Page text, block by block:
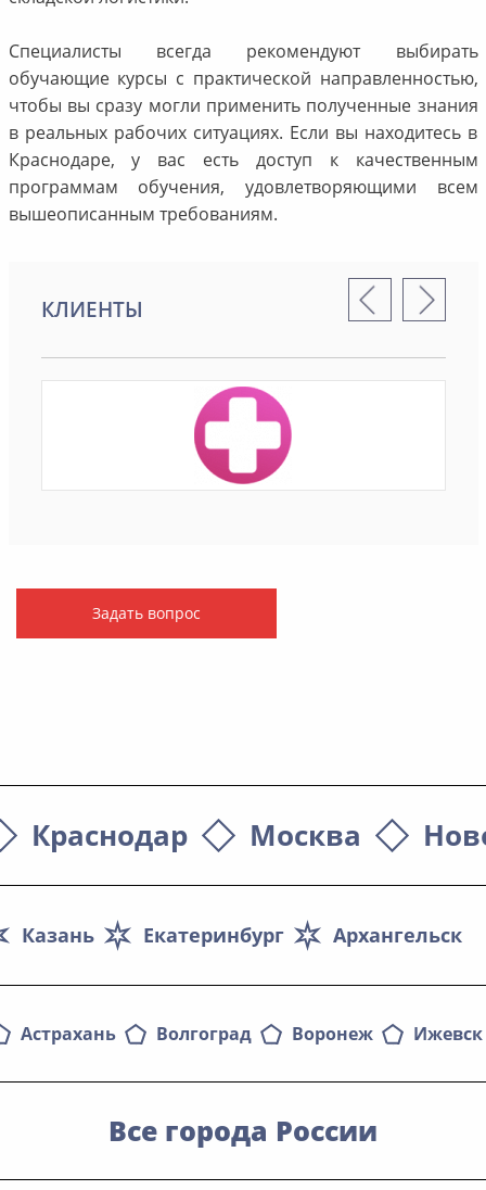
Специалисты всегда рекомендуют выбирать
обучающие курсы с практической направленностью,
чтобы вы сразу могли применить полученные знания
в реальных рабочих ситуациях. Если вы находитесь в
Краснодаре, у вас есть доступ к качественным
программам обучения, удовлетворяющими всем
вышеописанным требованиям.
КЛИЕНТЫ
Задать вопрос
Краснодар Москва
Архангельск
Екатеринбург
Казань
Астрахань Волгоград Воронеж Ижевск
Все города России